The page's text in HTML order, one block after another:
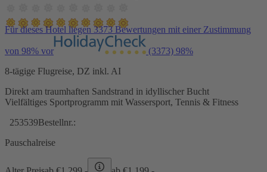
Für dieses Hotel liegen 3373 Bewertungen mit einer Zustimmung
von 98% vor (3373) 98%
8-tägige Flugreise, DZ inkl. AI
Direkt am traumhaften Sandstrand in idyllischer Bucht
Vielfältiges Sportprogramm mit Wassersport, Tennis & Fitness
253539Bestellnr.:
Pauschalreise